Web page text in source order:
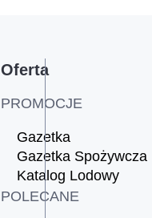
Oferta
PROMOCJE
Gazetka
Gazetka Spożywcza
Katalog Lodowy
POLECANE